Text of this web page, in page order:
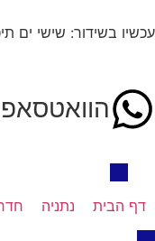
עכשיו בשידור: שישי ים
דף הבית נתניה